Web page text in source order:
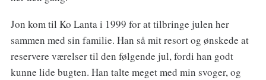
Jon kom til Ko Lanta i 1999 for at tilbringe julen her
sammen med sin familie. Han så mit resort og ønskede at
reservere værelser til den følgende jul, fordi han godt
kunne lide bugten. Han talte meget med min svoger, og